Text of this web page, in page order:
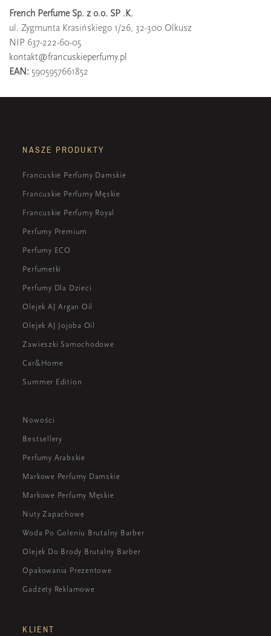
French Perfume Sp. z o.o. SP .K.
ul. Zygmunta Krasińskiego 1/26, 32-300 Olkusz
NIP 637-222-60-05
kontakt@francuskieperfumy.pl
EAN: 5905957661852
NASZE PRODUKTY
Francuskie Perfumy Damskie
Francuskie Perfumy Męskie
Francuskie Perfumy Royal
Perfumy Premium
Perfumy ECO
Perfumetki
Perfumy Dla Dzieci
Olejek AJ Argan Oil
Olejek AJ Jojoba Oil
Zawieszki Samochodowe
Car&Home
Summer Edition
Nowości
Bestsellery
Perfumy Arabskie
Markowe Perfumy Damskie
Markowe Perfumy Męskie
Nuty Zapachowe
Woda Po Goleniu Brutalny Barber
Olejek Do Brody Brutalny Barber
Opakowania Prezentowe
Gadżety Reklamowe
KLIENT